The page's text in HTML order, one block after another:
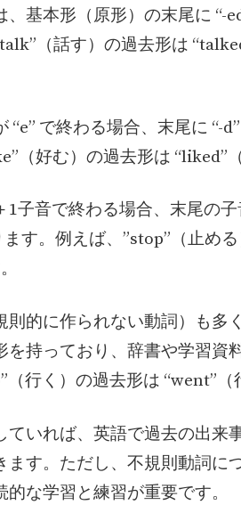
基本形（原形）の末尾に “-
（話す）の過去形は
“e” で終わる場合、末尾に “-
（好む）の過去形は “liked”
1子音で終わる場合、末尾の子
す。例えば、”stop”（止め
則的に作られない動詞）も多
を持っており、辞書や学習資
行く）の過去形は “went”（
ていれば、英語で過去の出来
ます。ただし、不規則動詞に
な学習と練習が重要です。